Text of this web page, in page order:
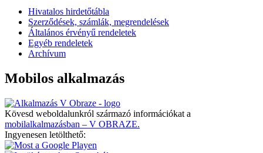
Hivatalos hirdetőtábla
Szerződések, számlák, megrendelések
Általános érvényű rendeletek
Egyéb rendeletek
Archívum
Mobilos alkalmazás
Kövesd weboldalunkról származó információkat a
mobilalkalmazásban – V OBRAZE.
Ingyenesen letölthető: